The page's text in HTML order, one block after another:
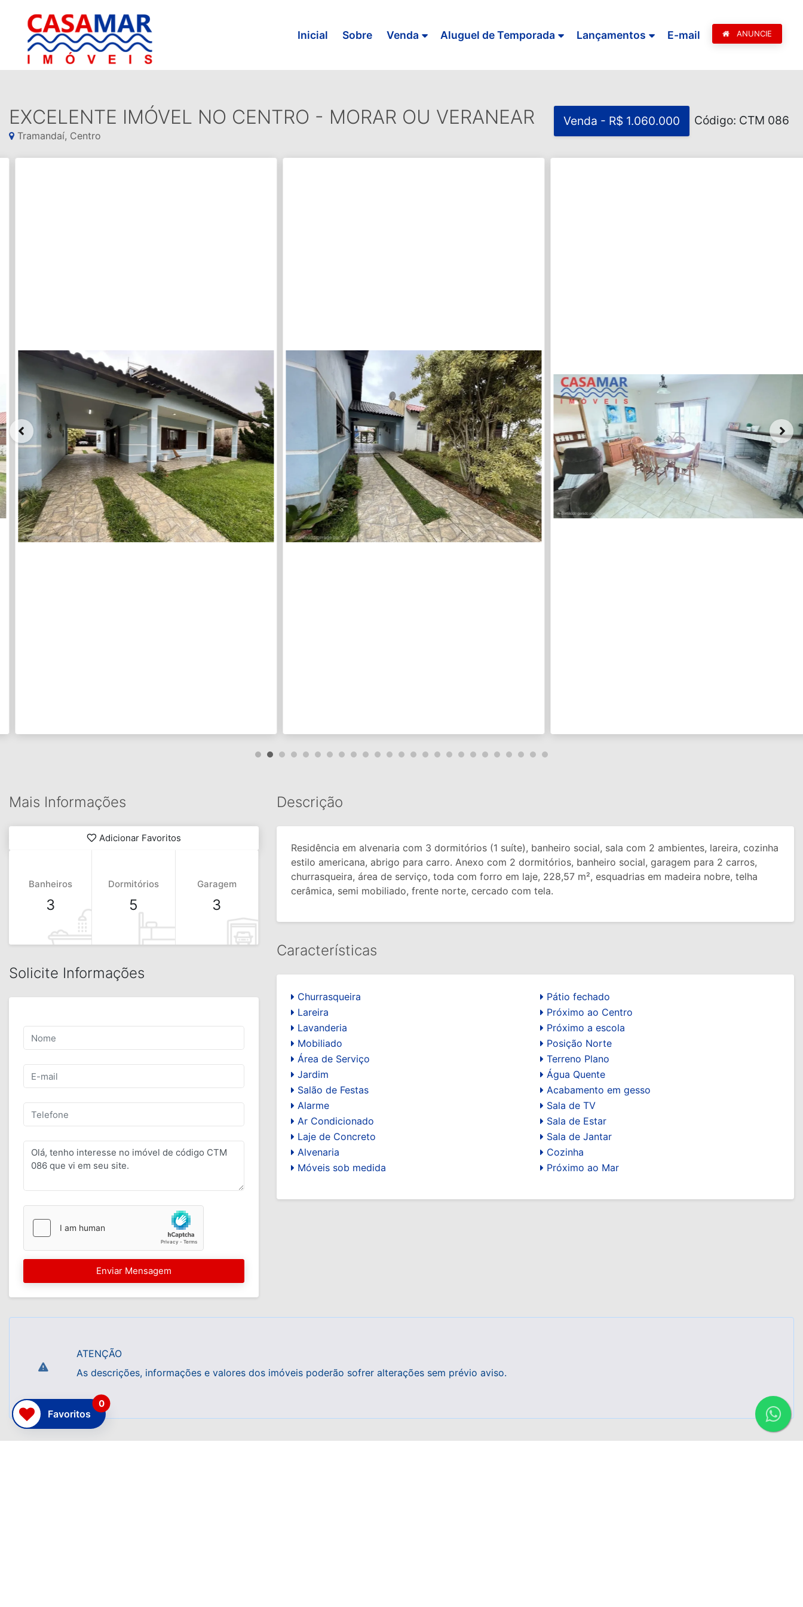
Inicial Sobre Venda Aluguel de Temporada Lançamentos E-mail ANUNCIE
EXCELENTE IMÓVEL NO CENTRO - MORAR OU VERANEAR
Tramandaí, Centro
Código: CTM 086
Venda - R$ 1.060.000
Mais Informações
Adicionar Favoritos
Banheiros
3
Dormitórios
5
Garagem
3
Solicite Informações
Enviar Mensagem
Descrição
Residência em alvenaria com 3 dormitórios (1 suíte), banheiro social, sala com 2 ambientes, lareira, cozinha
estilo americana, abrigo para carro. Anexo com 2 dormitórios, banheiro social, garagem para 2 carros,
churrasqueira, área de serviço, toda com forro em laje, 228,57 m², esquadrias em madeira nobre, telha
cerâmica, semi mobiliado, frente norte, cercado com tela.
Características
Churrasqueira
Lareira
Lavanderia
Mobiliado
Área de Serviço
Jardim
Salão de Festas
Alarme
Ar Condicionado
Laje de Concreto
Alvenaria
Móveis sob medida
Pátio fechado
Próximo ao Centro
Próximo a escola
Posição Norte
Terreno Plano
Água Quente
Acabamento em gesso
Sala de TV
Sala de Estar
Sala de Jantar
Cozinha
Próximo ao Mar
ATENÇÃO
As descrições, informações e valores dos imóveis poderão sofrer alterações sem prévio aviso.
Favoritos
0
corretor